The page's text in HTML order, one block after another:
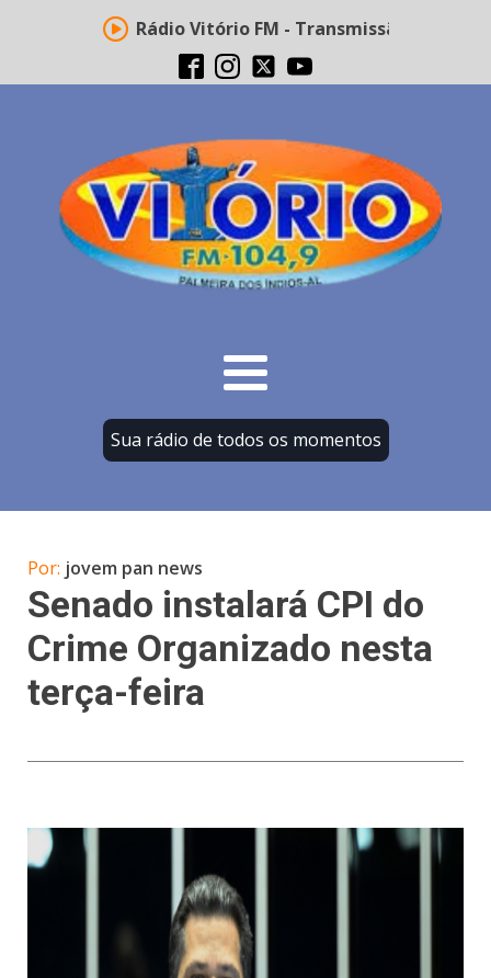
Rádio Vitório FM - Transmissão ao vivo
Sua rádio de todos os momentos
Por: jovem pan news
Senado instalará CPI do
Crime Organizado nesta
terça-feira